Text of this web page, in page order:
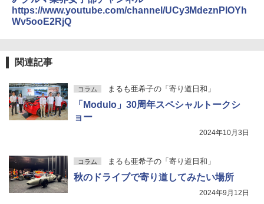
https://www.youtube.com/channel/UCy3MdeznPlOYh
Wv5ooE2RjQ
関連記事
コラム まるも亜希子の「寄り道日和」
「Modulo」30周年スペシャルトークシ
ョー
2024年10月3日
コラム まるも亜希子の「寄り道日和」
秋のドライブで寄り道してみたい場所
2024年9月12日